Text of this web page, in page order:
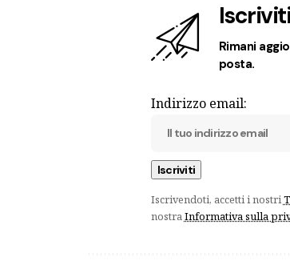
Rimani
posta.
Indirizzo email:
Iscrivendoti, accetti i nostri
nostraInformativa sulla